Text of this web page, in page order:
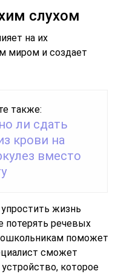
слухом
на их
миром и создает
также:
ли сдать
крови на
вместо
жизнь
потерять речевых
поможет
сможет
которое